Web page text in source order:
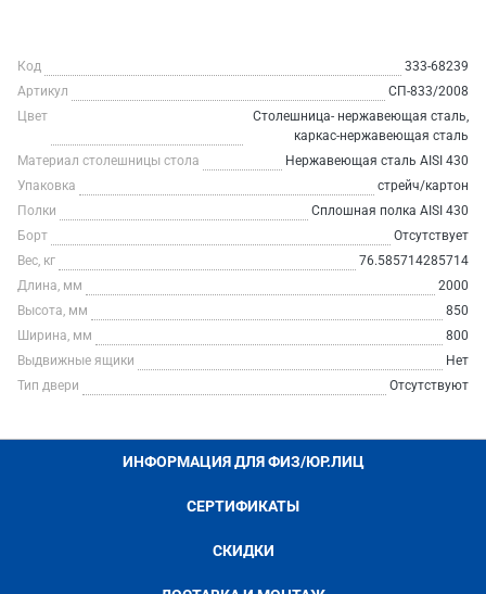
Код
333-68239
Артикул
СП-833/2008
Цвет
Столешница- нержавеющая сталь,
каркас-нержавеющая сталь
Материал столешницы стола
Нержавеющая сталь AISI 430
Упаковка
стрейч/картон
Полки
Сплошная полка AISI 430
Борт
Отсутствует
Вес, кг
76.585714285714
Длина, мм
2000
Высота, мм
850
Ширина, мм
800
Выдвижные ящики
Нет
Тип двери
Отсутствуют
ИНФОРМАЦИЯ ДЛЯ ФИЗ/ЮР.ЛИЦ
СЕРТИФИКАТЫ
СКИДКИ